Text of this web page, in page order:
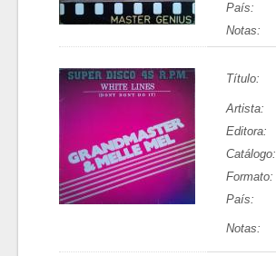
País:
Notas:
Título:
Artista:
Editora:
Catálogo:
Formato:
País:
Notas: